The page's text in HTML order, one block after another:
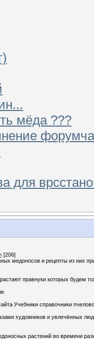
мёда ???
для
[206]
медоносов и рецепты из них
правнуки которых будем
Учебники справочники
художников и увлечённых
растений во времени